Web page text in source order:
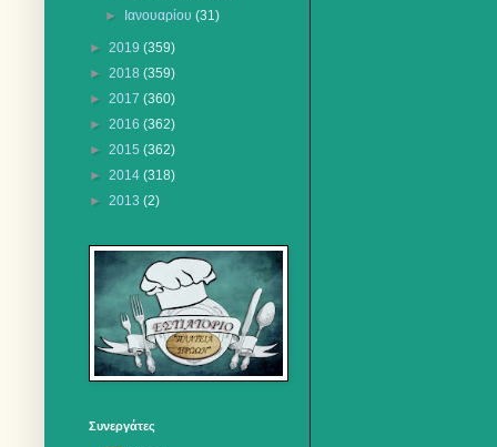
►
Ιανουαρίου(31)
► 2019 (359)
► 2018 (359)
► 2017 (360)
► 2016 (362)
► 2015 (362)
► 2014 (318)
► 2013 (2)
Συνεργάτες